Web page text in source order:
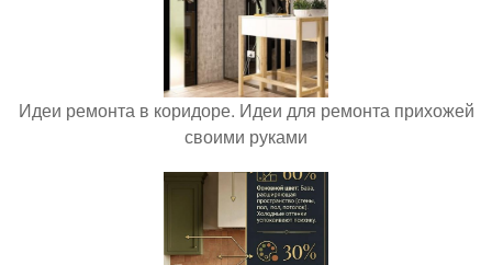
Идеи ремонта в коридоре. Идеи для ремонта прихожей
своими руками